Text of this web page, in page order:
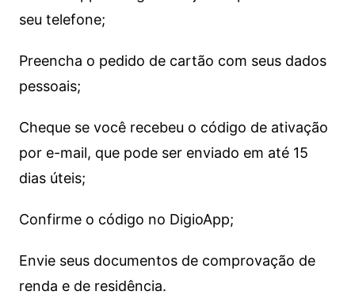
seu telefone;
Preencha o pedido de cartão com seus dados
pessoais;
Cheque se você recebeu o código de ativação
por e-mail, que pode ser enviado em até 15
dias úteis;
Confirme o código no DigioApp;
Envie seus documentos de comprovação de
renda e de residência.